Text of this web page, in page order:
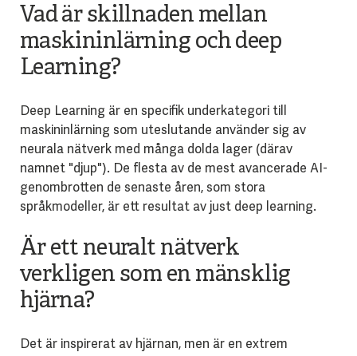
Vad är skillnaden mellan
maskininlärning och deep
Learning?
Deep Learning är en specifik underkategori till
maskininlärning som uteslutande använder sig av
neurala nätverk med många dolda lager (därav
namnet "djup"). De flesta av de mest avancerade AI-
genombrotten de senaste åren, som stora
språkmodeller, är ett resultat av just deep learning.
Är ett neuralt nätverk
verkligen som en mänsklig
hjärna?
Det är inspirerat av hjärnan, men är en extrem